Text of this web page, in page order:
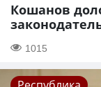
Кошанов
1015